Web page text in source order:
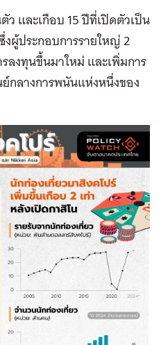
และเกือบ 15 ปีที่เปิดตัวเป็น
ผู้ประกอบการรายใหญ่ 2
ลงทุนขึ้นมาใหม่ และเพิ่มการ
กลางการพนันแห่งหนึ่งของ